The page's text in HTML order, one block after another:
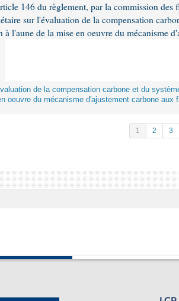
146 du règlement, par la commission des
sur l'évaluation de la compensation
à l'aune de la mise en oeuvre du mécanisme
de la compensation carbone et du
oeuvre du mécanisme d'ajustement carbone aux
1 2 3